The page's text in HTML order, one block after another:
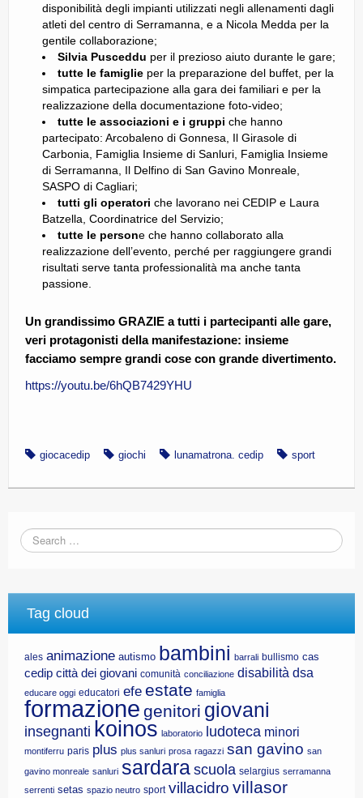
disponibilità degli impianti utilizzati negli allenamenti dagli
atleti del centro di Serramanna, e a Nicola Medda per la
gentile collaborazione;
Silvia Pusceddu per il prezioso aiuto durante le gare;
tutte le famiglie per la preparazione del buffet, per la
simpatica partecipazione alla gara dei familiari e per la
realizzazione della documentazione foto-video;
tutte le associazioni e i gruppi che hanno
partecipato: Arcobaleno di Gonnesa, Il Girasole di
Carbonia, Famiglia Insieme di Sanluri, Famiglia Insieme
di Serramanna, Il Delfino di San Gavino Monreale,
SASPO di Cagliari;
tutti gli operatori che lavorano nei CEDIP e Laura
Batzella, Coordinatrice del Servizio;
tutte le persone che hanno collaborato alla
realizzazione dell’evento, perché per raggiungere grandi
risultati serve tanta professionalità ma anche tanta
passione.
Un grandissimo GRAZIE a tutti i partecipanti alle gare,
veri protagonisti della manifestazione: insieme
facciamo sempre grandi cose con grande divertimento.
https://youtu.be/6hQB7429YHU
giocacedip giochi lunamatrona. cedip sport
Tag cloud
ales animazione autismo bambini barrali bullismo cas
cedip città dei giovani comunità conciliazione disabilità dsa
educare oggi educatori efe estate famiglia
formazione genitori giovani
insegnanti koinos laboratorio ludoteca minori
montiferru paris plus plus sanluri prosa ragazzi san gavino san
gavino monreale sanluri sardara scuola selargius serramanna
serrenti setas spazio neutro sport villacidro villasor